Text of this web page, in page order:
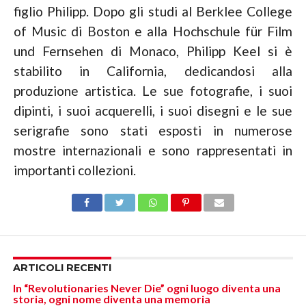
figlio Philipp. Dopo gli studi al Berklee College
of Music di Boston e alla Hochschule für Film
und Fernsehen di Monaco, Philipp Keel si è
stabilito in California, dedicandosi alla
produzione artistica. Le sue fotografie, i suoi
dipinti, i suoi acquerelli, i suoi disegni e le sue
serigrafie sono stati esposti in numerose
mostre internazionali e sono rappresentati in
importanti collezioni.
ARTICOLI RECENTI
In “Revolutionaries Never Die” ogni luogo diventa una
storia, ogni nome diventa una memoria